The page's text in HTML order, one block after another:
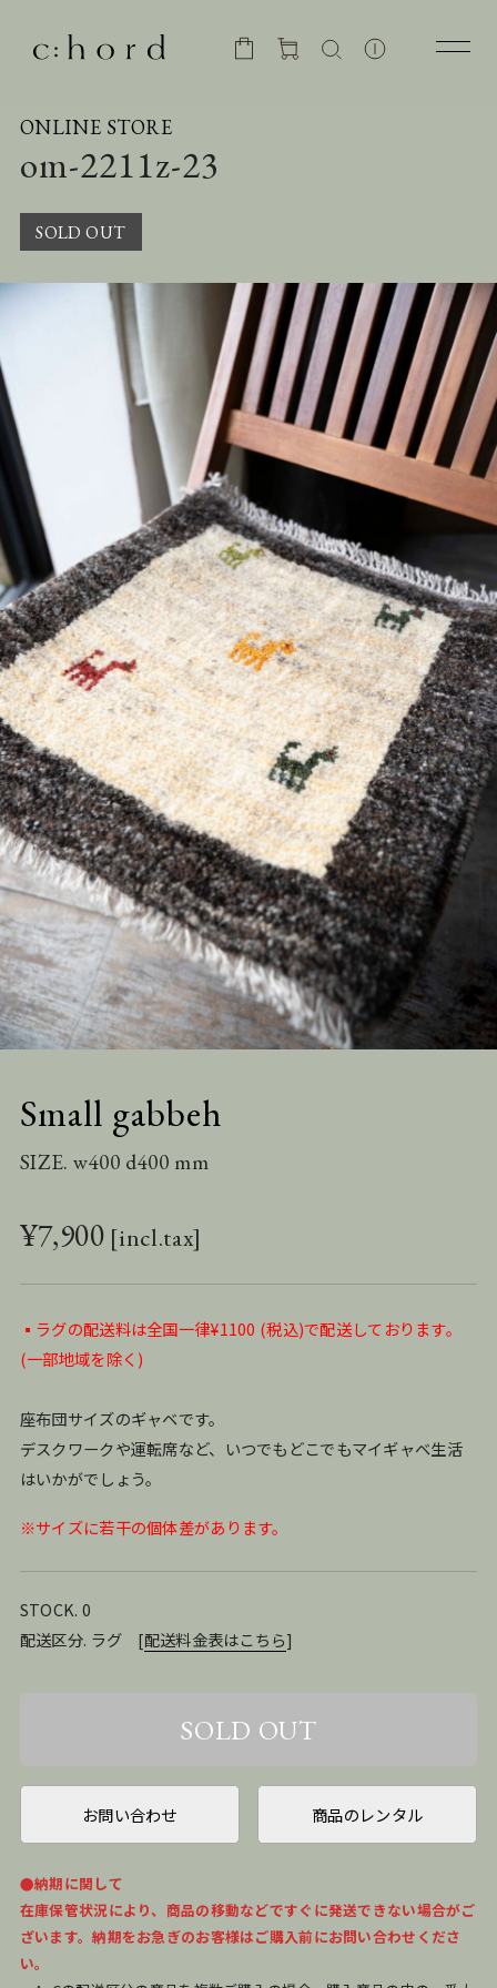
ONLINE STORE
om-2211z-23
Small gabbeh
SIZE. w400 d400 mm
¥7,900
▪️ラグの配送料は全国一律¥1100 (税込)で配送しております。
(一部地域を除く)
座布団サイズのギャベです。
デスクワークや運転席など、いつでもどこでもマイギャベ生活
はいかがでしょう。
※サイズに若干の個体差があります。
STOCK. 0
配送区分. ラグ [配送料金表はこちら]
お問い合わせ 商品のレンタル
●納期に関して
在庫保管状況により、商品の移動などですぐに発送できない場合がご
ざいます。納期をお急ぎのお客様はご購入前にお問い合わせくださ
い。